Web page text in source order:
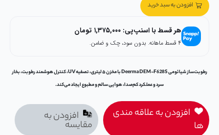
افزودن به سبد خرید
هر قسط با اسنپ‌پی: ۱,۳۷۵,۰۰۰ تومان
۴ قسط ماهانه. بدون سود، چک و ضامن.
رطوبت‌ساز شیائومی Deerma DEM-F628S با مخزن ۵ لیتری، تصفیه UV، کنترل هوشمند رطوبت، بخار
سرد و عملکرد کم‌صدا، هوایی سالم و مطبوع ایجاد می‌کند.
افزودن به علاقه مندی
ها
افزودن به
مقایسه